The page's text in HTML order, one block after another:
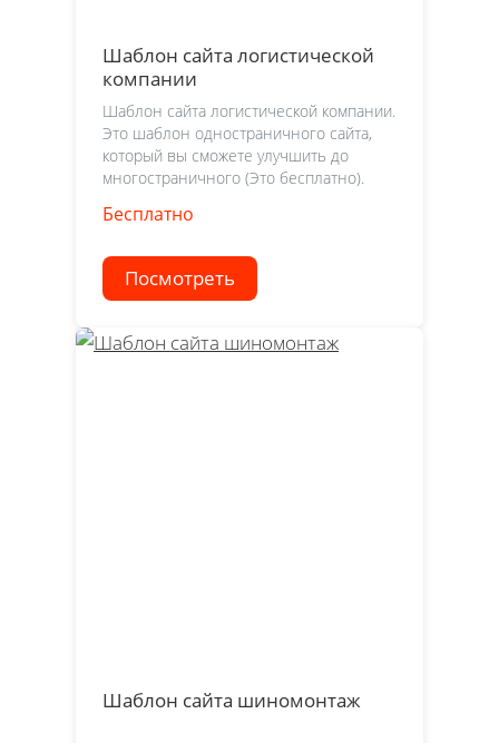
Шаблон сайта логистической
компании
Шаблон сайта логистической компании.
Это шаблон одностраничного сайта,
который вы сможете улучшить до
многостраничного (Это бесплатно).
Бесплатно
Посмотреть
Шаблон сайта шиномонтаж